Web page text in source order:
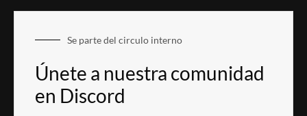
Se parte del circulo interno
Únete a nuestra comunidad
en Discord